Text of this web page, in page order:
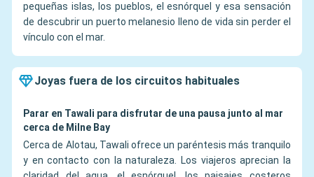
pequeñas islas, los pueblos, el esnórquel y esa sensación
de descubrir un puerto melanesio lleno de vida sin perder el
vínculo con el mar.
Joyas fuera de los circuitos habituales
Parar en Tawali para disfrutar de una pausa junto al mar
cerca de Milne Bay
Cerca de Alotau, Tawali ofrece un paréntesis más tranquilo
y en contacto con la naturaleza. Los viajeros aprecian la